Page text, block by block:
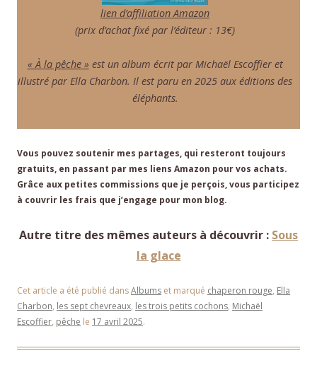
lien d’affiliation Amazon
(prix d’achat fixé par l’éditeur : 13€)
« À la pêche » est un album écrit par Michaël Escoffier et
illustré par Ella Charbon. Il est paru en 2025 aux éditions des
éléphants.
Vous pouvez soutenir mes partages, qui resteront toujours
gratuits, en passant par mes liens Amazon pour vos achats.
Grâce aux petites commissions que je perçois, vous participez
à couvrir les frais que j’engage pour mon blog.
Autre titre des mêmes auteurs à découvrir : Sous
la glace
Cet article a été publié dansAlbums et marqué chaperon rouge, Ella
Charbon, les sept chevreaux, les trois petits cochons, Michaël
Escoffier, pêche le 17 avril 2025.